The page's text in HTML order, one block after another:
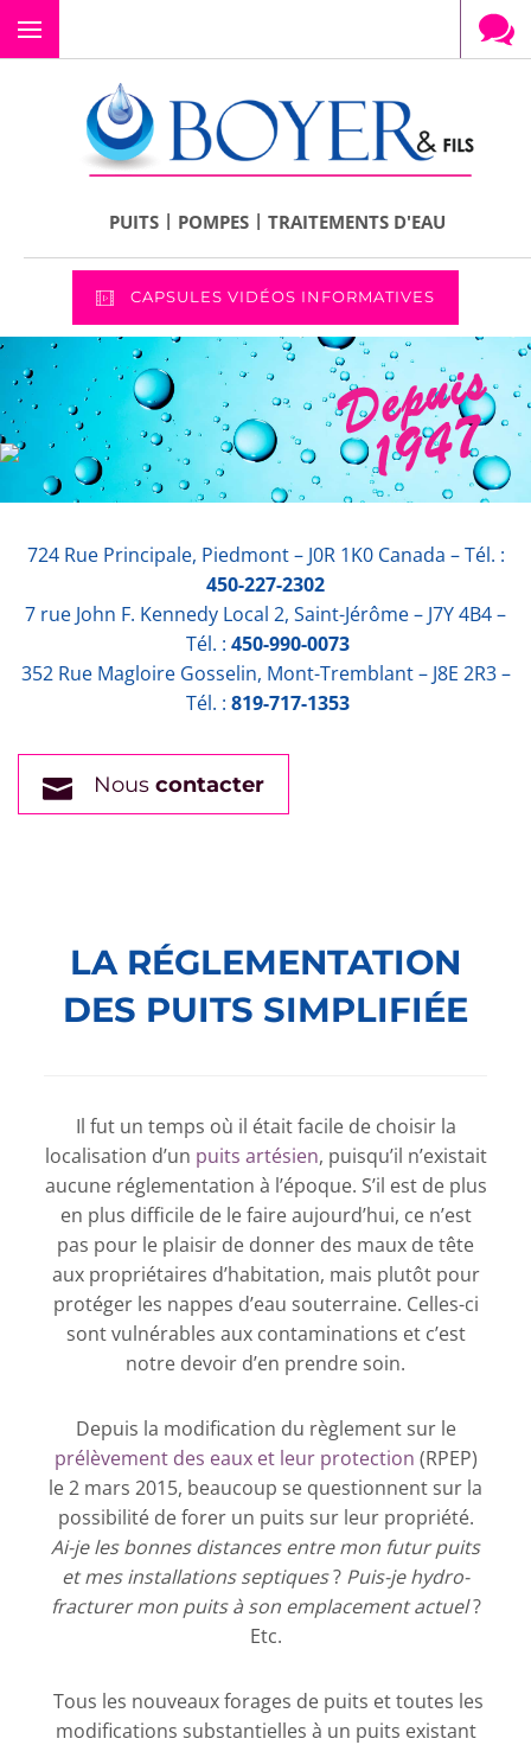
PUITS | POMPES | TRAITEMENTS D'EAU
CAPSULES VIDÉOS INFORMATIVES
724 Rue Principale, Piedmont – J0R 1K0 Canada – Tél. :
450-227-2302
7 rue John F. Kennedy Local 2, Saint-Jérôme – J7Y 4B4 –
Tél. : 450-990-0073
352 Rue Magloire Gosselin, Mont-Tremblant – J8E 2R3 –
Tél. : 819-717-1353
Nous contacter
LA RÉGLEMENTATION
DES PUITS SIMPLIFIÉE
Il fut un temps où il était facile de choisir la
localisation d’un puits artésien, puisqu’il n’existait
aucune réglementation à l’époque. S’il est de plus
en plus difficile de le faire aujourd’hui, ce n’est
pas pour le plaisir de donner des maux de tête
aux propriétaires d’habitation, mais plutôt pour
protéger les nappes d’eau souterraine. Celles-ci
sont vulnérables aux contaminations et c’est
notre devoir d’en prendre soin.
Depuis la modification du règlement sur le
prélèvement des eaux et leur protection (RPEP)
le 2 mars 2015, beaucoup se questionnent sur la
possibilité de forer un puits sur leur propriété.
Ai-je les bonnes distances entre mon futur puits
et mes installations septiques? Puis-je hydro-
fracturer mon puits à son emplacement actuel?
Etc.
Tous les nouveaux forages de puits et toutes les
modifications substantielles à un puits existant